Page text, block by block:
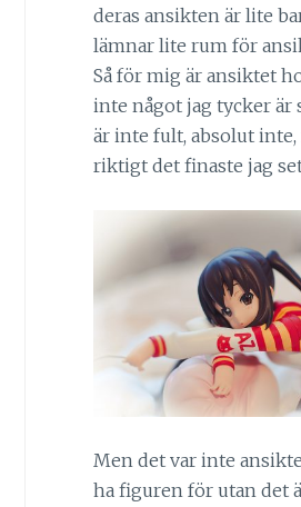
deras ansikten är lite
lämnar lite rum för
Så för mig är ansiktet
inte något jag tycker är
är inte fult, absolut
riktigt det finaste jag
Men det var inte
ha figuren för utan det